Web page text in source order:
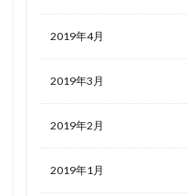
2019年4月
2019年3月
2019年2月
2019年1月